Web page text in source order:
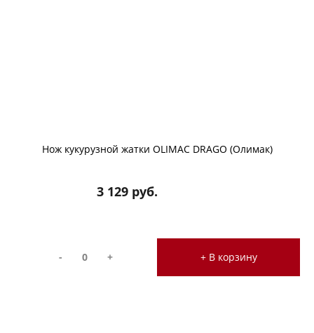
Нож кукурузной жатки OLIMAC DRAGO (Олимак)
3 129 руб.
- + + В корзину